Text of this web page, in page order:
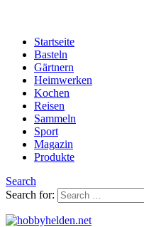
Startseite
Basteln
Gärtnern
Heimwerken
Kochen
Reisen
Sammeln
Sport
Magazin
Produkte
Search
Search for: